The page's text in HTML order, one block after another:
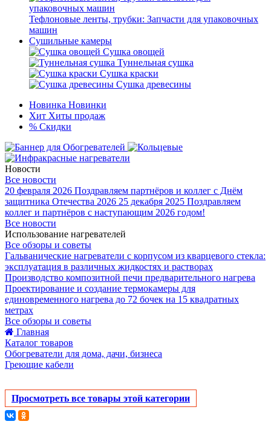
Тефлоновые ленты, трубки: Запчасти для упаковочных
машин
Сушильные камеры
Сушка овощей
Туннельная сушка
Сушка краски
Сушка древесины
Новинка Новинки
Хит Хиты продаж
% Скидки
Новости
Все новости
20 февраля 2026 Поздравляем партнёров и коллег с Днём
защитника Отечества 2026 25 декабря 2025 Поздравляем
коллег и партнёров с наступающим 2026 годом!
Все новости
Использование нагревателей
Все обзоры и советы
Гальванические нагреватели с корпусом из кварцевого стекла:
эксплуатация в различных жидкостях и растворах
Производство композитной печи предварительного нагрева
Проектирование и создание термокамеры для
единовременного нагрева до 72 бочек на 15 квадратных
метрах
Все обзоры и советы
Главная
Каталог товаров
Обогреватели для дома, дачи, бизнеса
Греющие кабели
Просмотреть все товары этой категории